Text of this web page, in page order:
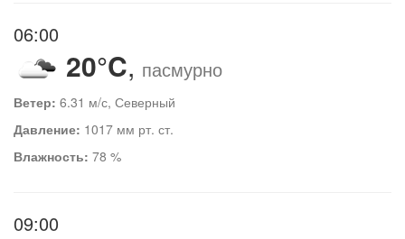
06:00
20°C, пасмурно
Ветер: 6.31 м/с, Северный
Давление: 1017 мм рт. ст.
Влажность: 78 %
09:00